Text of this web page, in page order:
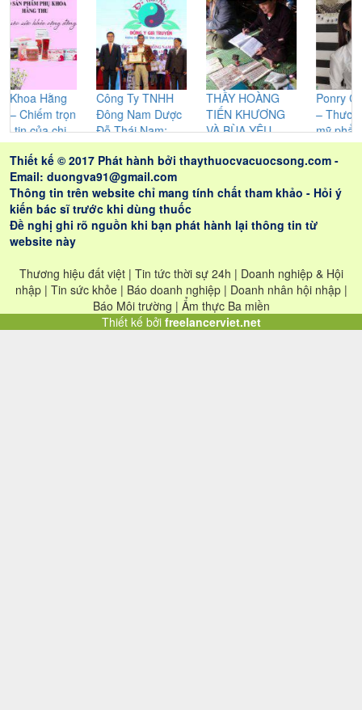
trọn
chị
Công Ty TNHH
Đông Nam Dược
Đỗ Thái Nam:
Không ngừng
nghiên cứu cho
ra những sản
phẩm tốt nhất
THẦY HOÀNG
TIẾN KHƯƠNG
VÀ BÙA YÊU
CỦA NGƯỜI
CAO LAN –
NHỮNG GIÁ TRỊ
THỰC SỰ ĐEM
LẠI CHO LỨA
ĐÔI
Ponry Cosmetics
– Thương hiệu
mỹ phẩm chăm
sóc sắc đẹp
chị em phụ nữ
Thiết kế © 2017 Phát hành bởi thaythuocvacuocsong.com -
Email: duongva91@gmail.com
Thông tin trên website chỉ mang tính chất tham khảo - Hỏi ý
kiến bác sĩ trước khi dùng thuốc
Đề nghị ghi rõ nguồn khi bạn phát hành lại thông tin từ
website này
Thương hiệu đất việt | Tin tức thời sự 24h | Doanh nghiệp & Hội
nhập | Tin sức khỏe | Báo doanh nghiệp | Doanh nhân hội nhập |
Báo Môi trường | Ẩm thực Ba miền
Thiết kế bởi freelancerviet.net